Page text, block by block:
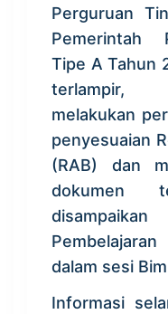
Perguruan
Pemerintah
Tipe A Tahun
terlampir,
melakukan
penyesuaian
(RAB) dan
dokumen
dalam sesi
Informasi